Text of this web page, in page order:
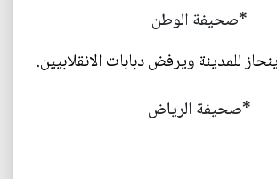
*صحيفة الوطن
للمدينة ويرفض دبابات الانقلابيين.
*صحيفة الرياض